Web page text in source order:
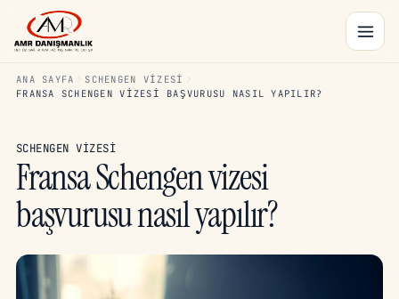
ANA SAYFA
SCHENGEN VIZESI
FRANSA SCHENGEN VIZESI BAŞVURUSU NASIL YAPILIR?
SCHENGEN VIZESI
Fransa Schengen vizesi
başvurusu nasıl yapılır?